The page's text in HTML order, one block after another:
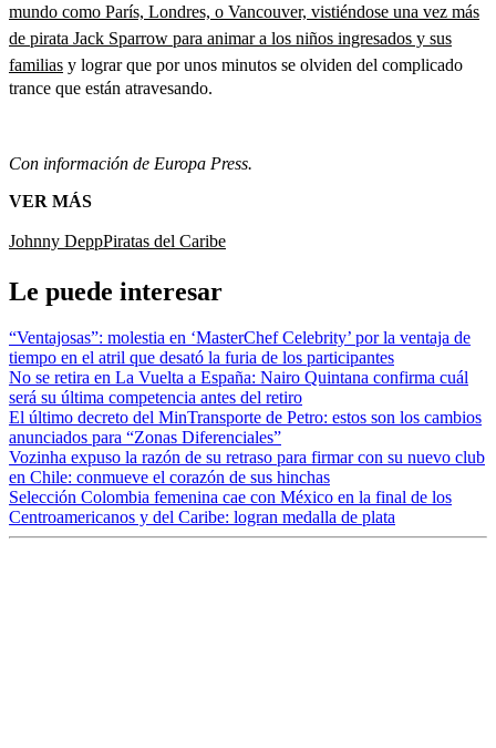
mundo como París, Londres, o Vancouver, vistiéndose una vez más
de pirata Jack Sparrow para animar a los niños ingresados y sus
familias y lograr que por unos minutos se olviden del complicado
trance que están atravesando.
Con información de Europa Press.
VER MÁS
Johnny DeppPiratas del Caribe
Le puede interesar
“Ventajosas”: molestia en ‘MasterChef Celebrity’ por la ventaja de
tiempo en el atril que desató la furia de los participantes
No se retira en La Vuelta a España: Nairo Quintana confirma cuál
será su última competencia antes del retiro
El último decreto del MinTransporte de Petro: estos son los cambios
anunciados para “Zonas Diferenciales”
Vozinha expuso la razón de su retraso para firmar con su nuevo club
en Chile: conmueve el corazón de sus hinchas
Selección Colombia femenina cae con México en la final de los
Centroamericanos y del Caribe: logran medalla de plata